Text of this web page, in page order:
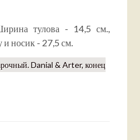
тулова - 14,5 см.,
и носик - 27,5 см.
Danial & Arter, конец